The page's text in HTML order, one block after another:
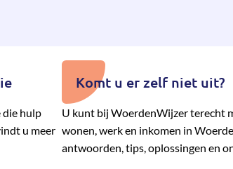
die hulp
u meer
Komt u er zelf niet uit?
U kunt bij WoerdenWijzer terecht
wonen, werk en inkomen in
antwoorden, tips, oplossingen en